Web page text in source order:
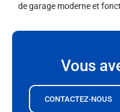
Vous
CONTACTEZ-NOUS
de garage moderne et